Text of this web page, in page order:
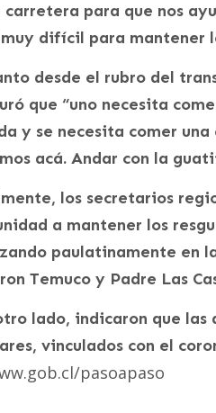
carretera para que nos
difícil para mantener
desde el rubro del
que “uno necesita
y se necesita comer
acá. Andar con la
los secretarios
a mantener los
paulatinamente en
Temuco y Padre Las
lado, indicaron que
vinculados con el
pasoapaso